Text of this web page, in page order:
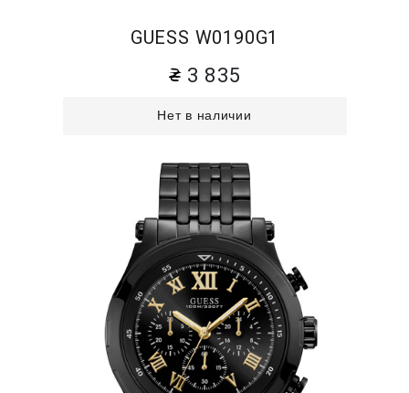
GUESS W0190G1
3 835
Нет в наличии